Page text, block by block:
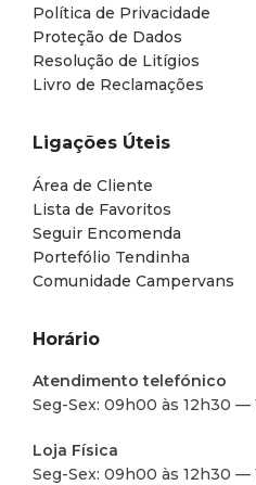
Política de Privacidade
Proteção de Dados
Resolução de Litígios
Livro de Reclamações
Ligações Úteis
Área de Cliente
Lista de Favoritos
Seguir Encomenda
Portefólio Tendinha
Comunidade Campervans
Horário
Atendimento telefónico
Seg-Sex: 09h00 às 12h30 —
Loja Física
Seg-Sex: 09h00 às 12h30 —